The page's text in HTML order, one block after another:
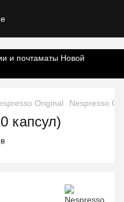
и почтаматы Новой
Original Nespresso
капсул)